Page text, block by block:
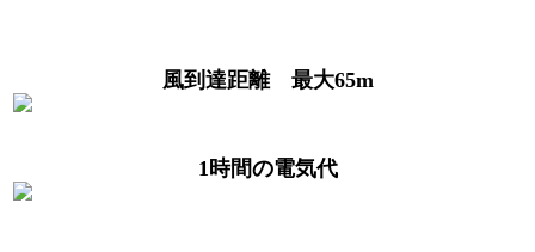
風到達距離 最大65m
1時間の電気代